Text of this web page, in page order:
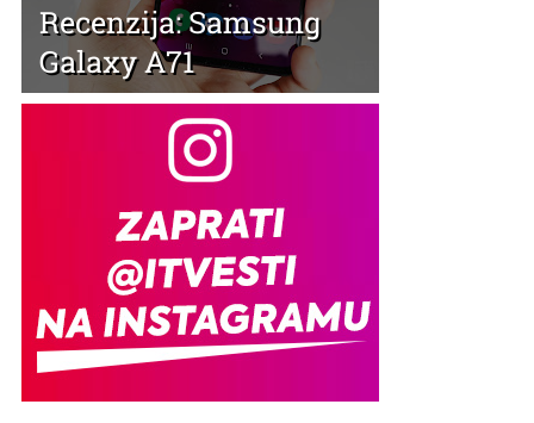
Recenzija: Samsung
Galaxy A71